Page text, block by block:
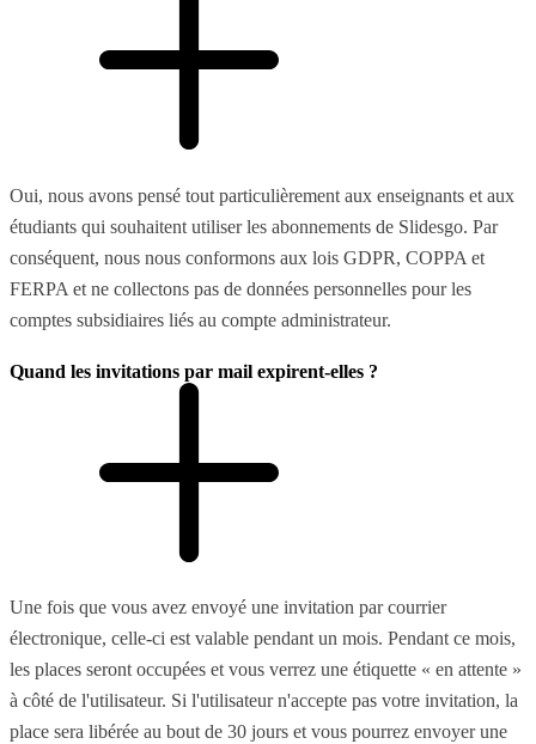
Oui, nous avons pensé tout particulièrement aux enseignants et aux
étudiants qui souhaitent utiliser les abonnements de Slidesgo. Par
conséquent, nous nous conformons aux lois GDPR, COPPA et
FERPA et ne collectons pas de données personnelles pour les
comptes subsidiaires liés au compte administrateur.
Quand les invitations par mail expirent-elles ?
Une fois que vous avez envoyé une invitation par courrier
électronique, celle-ci est valable pendant un mois. Pendant ce mois,
les places seront occupées et vous verrez une étiquette « en attente »
à côté de l'utilisateur. Si l'utilisateur n'accepte pas votre invitation, la
place sera libérée au bout de 30 jours et vous pourrez envoyer une